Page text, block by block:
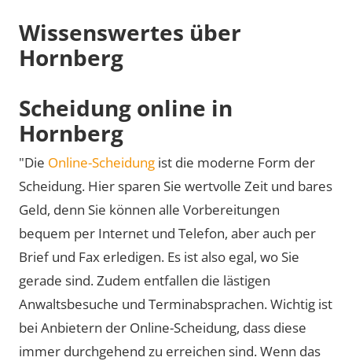
Wissenswertes über
Hornberg
Scheidung online in
Hornberg
"Die Online-Scheidung ist die moderne Form der
Scheidung. Hier sparen Sie wertvolle Zeit und bares
Geld, denn Sie können alle Vorbereitungen
bequem per Internet und Telefon, aber auch per
Brief und Fax erledigen. Es ist also egal, wo Sie
gerade sind. Zudem entfallen die lästigen
Anwaltsbesuche und Terminabsprachen. Wichtig ist
bei Anbietern der Online-Scheidung, dass diese
immer durchgehend zu erreichen sind. Wenn das